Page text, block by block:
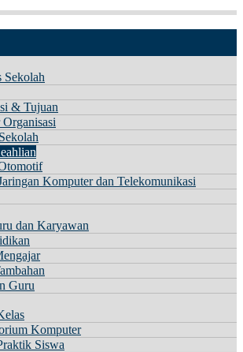
Sekolah
& Tujuan
Komputer dan Telekomunikasi
dan Karyawan
Guru
Komputer
Siswa